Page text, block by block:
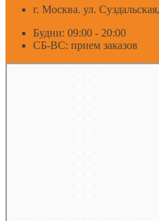
г. Москва. ул.
Будни: 09:00 - 20:00
СБ-ВС: прием заказов